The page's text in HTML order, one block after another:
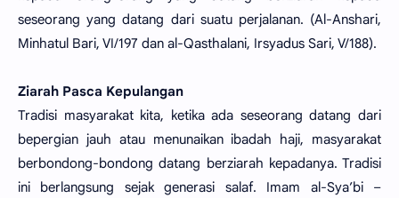
seseorang yang datang dari suatu perjalanan. (Al-Anshari,
Minhatul Bari, VI/197 dan al-Qasthalani, Irsyadus Sari, V/188).
Ziarah Pasca Kepulangan
Tradisi masyarakat kita, ketika ada seseorang datang dari
bepergian jauh atau menunaikan ibadah haji, masyarakat
berbondong-bondong datang berziarah kepadanya. Tradisi
ini berlangsung sejak generasi salaf. Imam al-Sya’bi –